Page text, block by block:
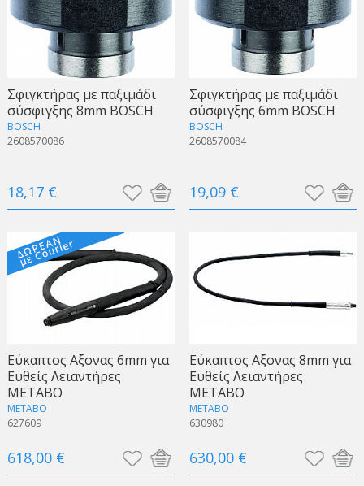
Σφιγκτήρας με παξιμάδι
σύσφιγξης 8mm BOSCH
BOSCH
2608570086
18,17 €
Σφιγκτήρας με παξιμάδι
σύσφιγξης 6mm BOSCH
BOSCH
2608570084
19,09 €
Εύκαπτος Αξονας 6mm για
Ευθείς Λειαντήρες
METABO
METABO
627609
618,00 €
Εύκαπτος Αξονας 8mm για
Ευθείς Λειαντήρες
METABO
METABO
630980
630,00 €